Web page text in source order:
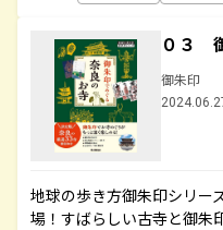
０３
御朱印
地球の歩き方御朱印シリー
場！すばらしい古寺と御朱